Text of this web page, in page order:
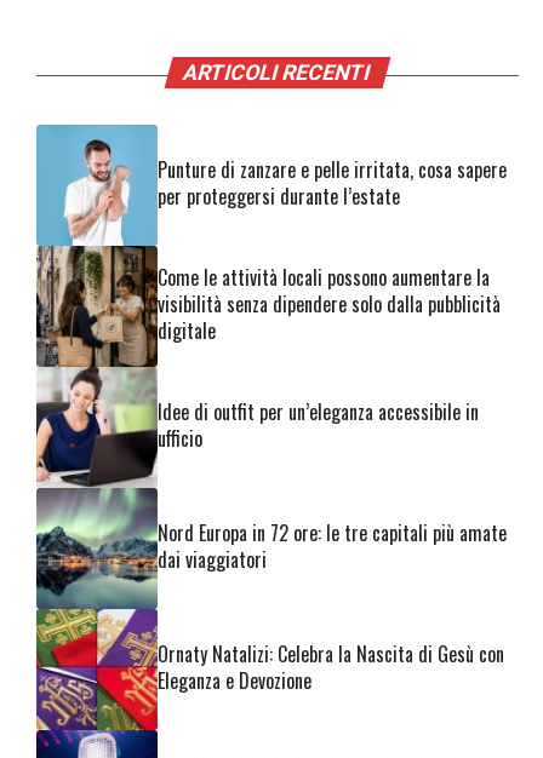
ARTICOLI RECENTI
Punture di zanzare e pelle irritata, cosa sapere
per proteggersi durante l’estate
Come le attività locali possono aumentare la
visibilità senza dipendere solo dalla pubblicità
digitale
Idee di outfit per un’eleganza accessibile in
ufficio
Nord Europa in 72 ore: le tre capitali più amate
dai viaggiatori
Ornaty Natalizi: Celebra la Nascita di Gesù con
Eleganza e Devozione